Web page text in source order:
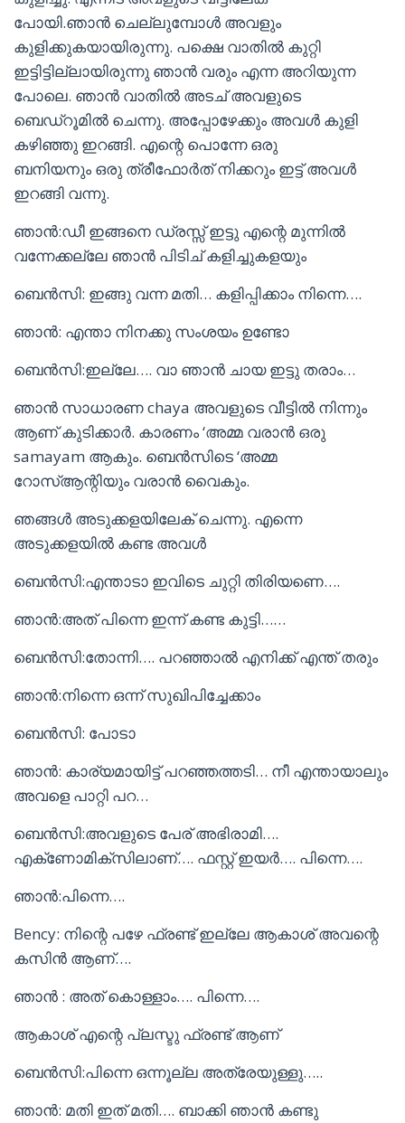
പോയി.ഞാൻ ചെല്ലുമ്പോൾ അവളും
കുളിക്കുകയായിരുന്നു. പക്ഷെ വാതിൽ കുറ്റി
ഇട്ടിട്ടില്ലായിരുന്നു ഞാൻ വരും എന്ന അറിയുന്ന
പോലെ. ഞാൻ വാതിൽ അടച് അവളുടെ
ബെഡ്‌റൂമിൽ ചെന്നു. അപ്പോഴേക്കും അവൾ കുളി
കഴിഞ്ഞു ഇറങ്ങി. എന്റെ പൊന്നേ ഒരു
ബനിയനും ഒരു ത്രീഫോർത് നിക്കറും ഇട്ട് അവൾ
ഇറങ്ങി വന്നു.
ഞാൻ:ഡീ ഇങ്ങനെ ഡ്രസ്സ് ഇട്ടു എന്റെ മുന്നിൽ
വന്നേക്കല്ലേ ഞാൻ പിടിച് കളിച്ചുകളയും
ബെൻസി: ഇങ്ങു വന്ന മതി… കളിപ്പിക്കാം നിന്നെ….
ഞാൻ: എന്താ നിനക്കു സംശയം ഉണ്ടോ
ബെൻസി:ഇല്ലേ…. വാ ഞാൻ ചായ ഇട്ടു തരാം…
ഞാൻ സാധാരണ chaya അവളുടെ വീട്ടിൽ നിന്നും
ആണ് കുടിക്കാർ. കാരണം ‘അമ്മ വരാൻ ഒരു
samayam ആകും. ബെൻസിടെ ‘അമ്മ
റോസ്ആന്റിയും വരാൻ വൈകും.
ഞങ്ങൾ അടുക്കളയിലേക് ചെന്നു. എന്നെ
അടുക്കളയിൽ കണ്ട അവൾ
ബെൻസി:എന്താടാ ഇവിടെ ചുറ്റി തിരിയണെ….
ഞാൻ:അത് പിന്നെ ഇന്ന് കണ്ട കുട്ടി……
ബെൻസി:തോന്നി…. പറഞ്ഞാൽ എനിക്ക് എന്ത് തരും
ഞാൻ:നിന്നെ ഒന്ന് സുഖിപിച്ചേക്കാം
ബെൻസി: പോടാ
ഞാൻ: കാര്യമായിട്ട് പറഞ്ഞത്തടി… നീ എന്തായാലും
അവളെ പാറ്റി പറ…
ബെൻസി:അവളുടെ പേര് അഭിരാമി….
എക്‌ണോമിക്സിലാണ്…. ഫസ്റ്റ് ഇയർ…. പിന്നെ….
ഞാൻ:പിന്നെ….
Bency: നിന്റെ പഴേ ഫ്രണ്ട് ഇല്ലേ ആകാശ് അവന്റെ
കസിൻ ആണ്….
ഞാൻ : അത് കൊള്ളാം…. പിന്നെ….
ആകാശ് എന്റെ പ്ലസ്ടു ഫ്രണ്ട് ആണ്
ബെൻസി:പിന്നെ ഒന്നൂല്ല അത്രേയുള്ളു…..
ഞാൻ: മതി ഇത് മതി…. ബാക്കി ഞാൻ കണ്ടു